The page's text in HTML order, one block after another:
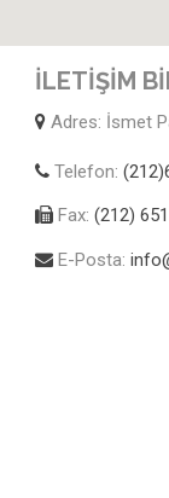
İLETİŞİM
Adres: İsmet
Telefon:
Fax: (212)
E-Posta: